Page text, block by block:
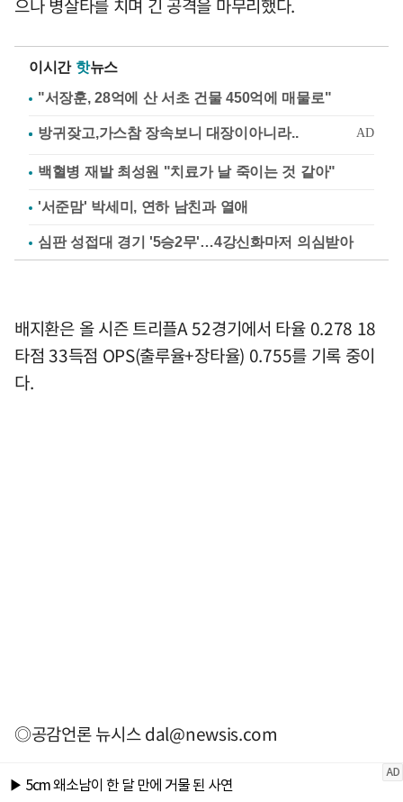
으나 병살타를 치며 긴 공격을 마무리했다.
이시간 핫뉴스
"서장훈, 28억에 산 서초 건물 450억에 매물로"
백혈병 재발 최성원 "치료가 날 죽이는 것 같아"
'서준맘' 박세미, 연하 남친과 열애
심판 성접대 경기 '5승2무'…4강신화마저 의심받아
배지환은 올 시즌 트리플A 52경기에서 타율 0.278 18
타점 33득점 OPS(출루율+장타율) 0.755를 기록 중이
다.
◎공감언론 뉴시스dal@newsis.com